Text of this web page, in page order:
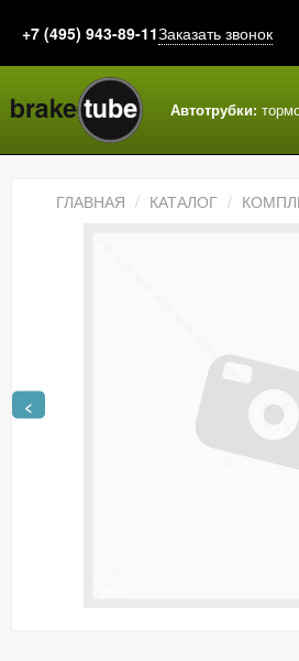
+7 (495) 943-89-11Заказать звонок
Автотрубки:
<
ГЛАВНАЯ КАТАЛОГ